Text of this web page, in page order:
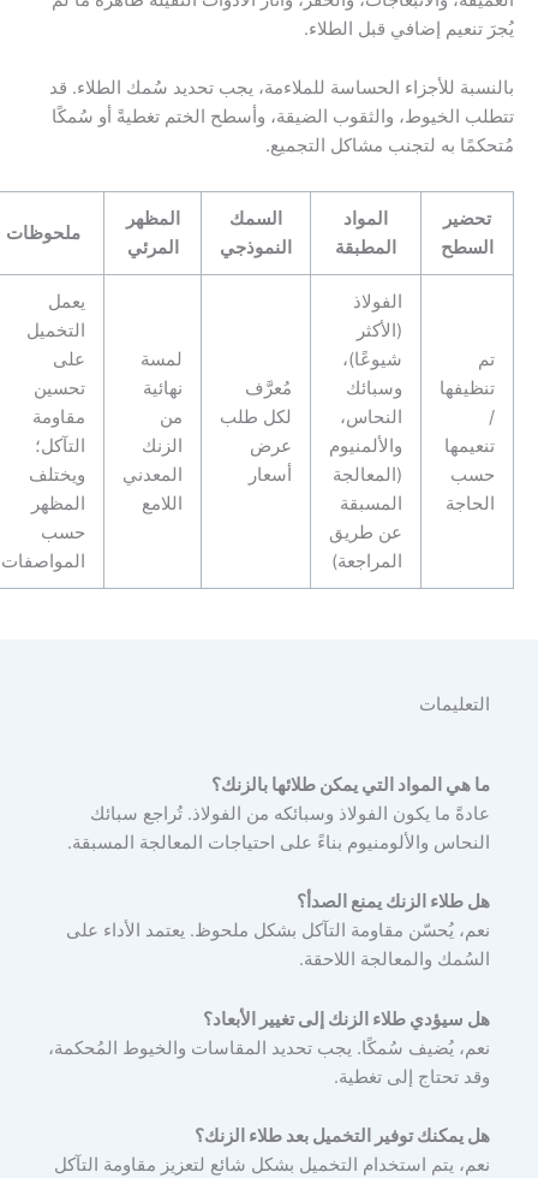
يُجرَ تنعيم إضافي قبل الطلاء.
بالنسبة للأجزاء الحساسة للملاءمة، يجب تحديد سُمك الطلاء. قد
تتطلب الخيوط، والثقوب الضيقة، وأسطح الختم تغطيةً أو سُمكًا
مُتحكمًا به لتجنب مشاكل التجميع.
تحضير
السطح
المواد
المطبقة
السمك
النموذجي
المظهر
المرئي
ملحوظات
تنظيفها
تنعيمها
حسب
الحاجة
الفولاذ
(الأكثر
شيوعًا)،
وسبائك
النحاس،
والألمنيوم
(المعالجة
المسبقة
عن طريق
المراجعة)
مُعرَّف
لكل طلب
عرض
أسعار
لمسة
نهائية
من
الزنك
المعدني
اللامع
يعمل
التخميل
على
تحسين
مقاومة
التآكل؛
ويختلف
المظهر
حسب
المواصفات
التعليمات
ما هي المواد التي يمكن طلائها بالزنك؟
عادةً ما يكون الفولاذ وسبائكه من الفولاذ. تُراجع سبائك
النحاس والألومنيوم بناءً على احتياجات المعالجة المسبقة.
هل طلاء الزنك يمنع الصدأ؟
نعم، يُحسّن مقاومة التآكل بشكل ملحوظ. يعتمد الأداء على
السُمك والمعالجة اللاحقة.
هل سيؤدي طلاء الزنك إلى تغيير الأبعاد؟
نعم، يُضيف سُمكًا. يجب تحديد المقاسات والخيوط المُحكمة،
وقد تحتاج إلى تغطية.
هل يمكنك توفير التخميل بعد طلاء الزنك؟
نعم، يتم استخدام التخميل بشكل شائع لتعزيز مقاومة التآكل